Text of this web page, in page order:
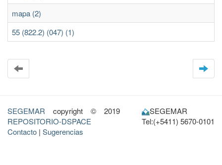
mapa (2)
55 (822.2) (047) (1)
SEGEMAR copyright © 2019
REPOSITORIO-DSPACE
Contacto | Sugerencias
SEGEMAR
Tel:(+5411) 5670-0101